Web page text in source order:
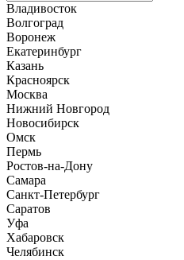
Владивосток
Волгоград
Воронеж
Екатеринбург
Казань
Красноярск
Москва
Нижний Новгород
Новосибирск
Омск
Пермь
Ростов-на-Дону
Самара
Санкт-Петербург
Саратов
Уфа
Хабаровск
Челябинск